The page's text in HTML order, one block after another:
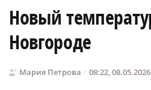
Новый
Новгороде
Мария Петрова 08:22, 08.05.2026